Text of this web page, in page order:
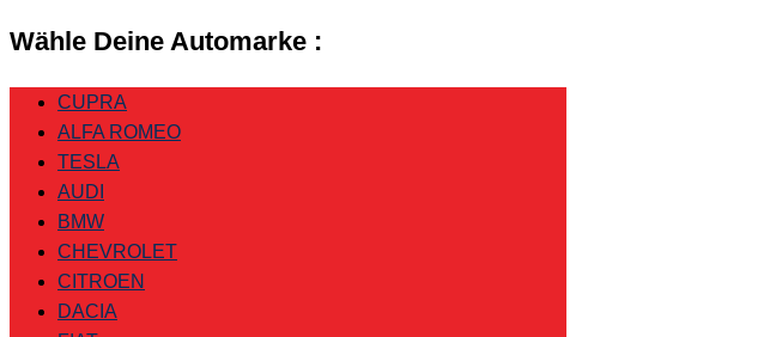
Wähle Deine Automarke :
CUPRA
ALFA ROMEO
TESLA
AUDI
BMW
CHEVROLET
CITROEN
DACIA